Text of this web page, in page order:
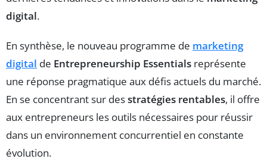
digital.
En synthèse, le nouveau programme de marketing
digital de Entrepreneurship Essentials représente
une réponse pragmatique aux défis actuels du marché.
En se concentrant sur desstratégies rentables, il offre
aux entrepreneurs les outils nécessaires pour réussir
dans un environnement concurrentiel en constante
évolution.